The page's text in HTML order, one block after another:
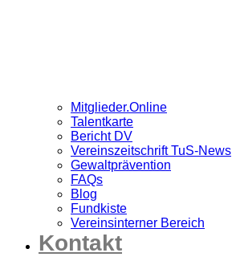
Mitglieder.Online
Talentkarte
Bericht DV
Vereinszeitschrift TuS-News
Gewaltprävention
FAQs
Blog
Fundkiste
Vereinsinterner Bereich
Kontakt